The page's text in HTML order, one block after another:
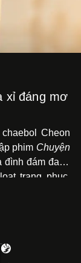
xỉ đáng mơ
Cheon
phim Chuyện
đình đám đang
trang phục,
vị trên màn